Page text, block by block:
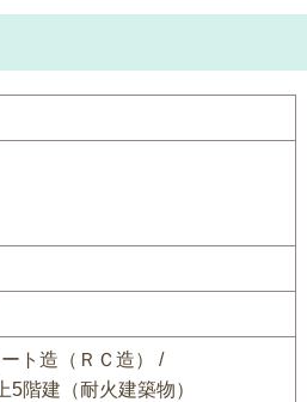
ト造（ＲＣ造） /
5階建（耐火建築物）